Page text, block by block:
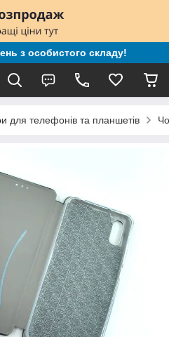
з особистого складу!
для телефонів та планшетів